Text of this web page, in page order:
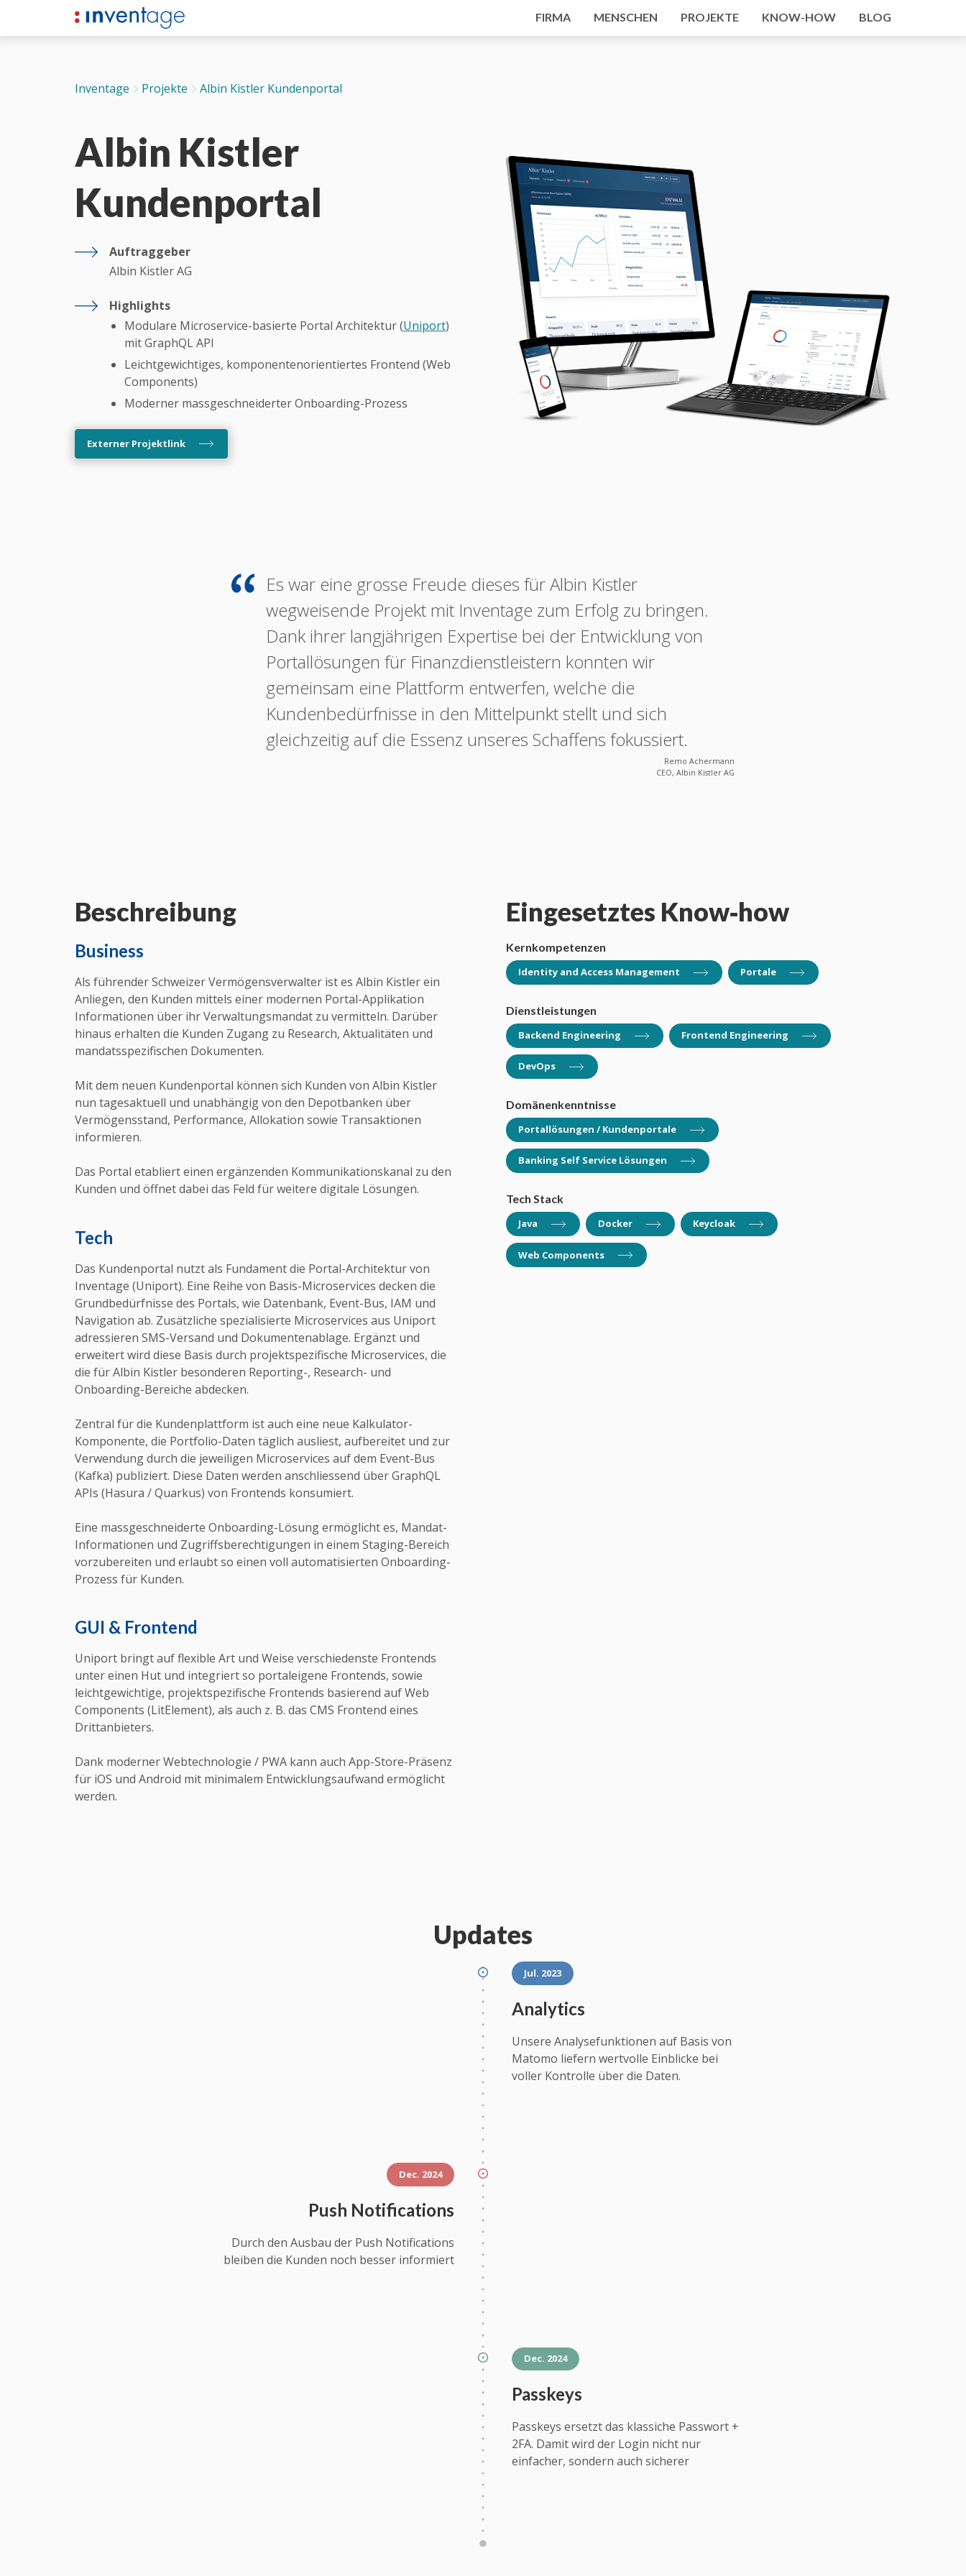
FIRMA MENSCHEN PROJEKTE KNOW-HOW BLOG
Inventage Projekte Albin Kistler Kundenportal
Albin Kistler
Kundenportal
Auftraggeber
Albin Kistler AG
Highlights
Modulare Microservice-basierte Portal Architektur (Uniport)
mit GraphQL API
Leichtgewichtiges, komponentenorientiertes Frontend (Web
Components)
Moderner massgeschneiderter Onboarding-Prozess
Externer Projektlink
Es war eine grosse Freude dieses für Albin Kistler
wegweisende Projekt mit Inventage zum Erfolg zu bringen.
Dank ihrer langjährigen Expertise bei der Entwicklung von
Portallösungen für Finanzdienstleistern konnten wir
gemeinsam eine Plattform entwerfen, welche die
Kundenbedürfnisse in den Mittelpunkt stellt und sich
gleichzeitig auf die Essenz unseres Schaffens fokussiert.
Remo Achermann
CEO, Albin Kistler AG
Beschrei­bung
Business
Als führender Schweizer Vermögensverwalter ist es Albin Kistler ein
Anliegen, den Kunden mittels einer modernen Portal-Applikation
Informationen über ihr Verwaltungsmandat zu vermitteln. Darüber
hinaus erhalten die Kunden Zugang zu Research, Aktualitäten und
mandatsspezifischen Dokumenten.
Mit dem neuen Kundenportal können sich Kunden von Albin Kistler
nun tagesaktuell und unabhängig von den Depotbanken über
Vermögensstand, Performance, Allokation sowie Transaktionen
informieren.
Das Portal etabliert einen ergänzenden Kommunikationskanal zu den
Kunden und öffnet dabei das Feld für weitere digitale Lösungen.
Tech
Das Kundenportal nutzt als Fundament die Portal-Architektur von
Inventage (Uniport). Eine Reihe von Basis-Microservices decken die
Grundbedürfnisse des Portals, wie Datenbank, Event-Bus, IAM und
Navigation ab. Zusätzliche spezialisierte Microservices aus Uniport
adressieren SMS-Versand und Dokumentenablage. Ergänzt und
erweitert wird diese Basis durch projektspezifische Microservices, die
die für Albin Kistler besonderen Reporting-, Research- und
Onboarding-Bereiche abdecken.
Zentral für die Kundenplattform ist auch eine neue Kalkulator-
Komponente, die Portfolio-Daten täglich ausliest, aufbereitet und zur
Verwendung durch die jeweiligen Microservices auf dem Event-Bus
(Kafka) publiziert. Diese Daten werden anschliessend über GraphQL
APIs (Hasura / Quarkus) von Frontends konsumiert.
Eine massgeschneiderte Onboarding-Lösung ermöglicht es, Mandat-
Informationen und Zugriffsberechtigungen in einem Staging-Bereich
vorzubereiten und erlaubt so einen voll automatisierten Onboarding-
Prozess für Kunden.
GUI & Frontend
Uniport bringt auf flexible Art und Weise verschiedenste Frontends
unter einen Hut und integriert so portaleigene Frontends, sowie
leichtgewichtige, projektspezifische Frontends basierend auf Web
Components (LitElement), als auch z. B. das CMS Frontend eines
Drittanbieters.
Dank moderner Webtechnologie / PWA kann auch App-Store-Präsenz
für iOS und Android mit minimalem Entwicklungsaufwand ermöglicht
werden.
Einge­setztes Know‑how
Kern­kompe­tenzen
Identity and Access Management Portale
Dienst­leist­ungen
Backend Engi­neering Front­end Engi­neering
DevOps
Domänen­kennt­nisse
Portallösungen / Kundenportale
Banking Self Service Lösungen
Tech Stack
Java Docker Keycloak
Web Compo­nents
Updates
Jul. 2023
Analytics
Unsere Analysefunktionen auf Basis von
Matomo liefern wertvolle Einblicke bei
voller Kontrolle über die Daten.
Dec. 2024
Push Notifications
Durch den Ausbau der Push Notifications
bleiben die Kunden noch besser informiert
Dec. 2024
Passkeys
Passkeys ersetzt das klassiche Passwort +
2FA. Damit wird der Login nicht nur
einfacher, sondern auch sicherer